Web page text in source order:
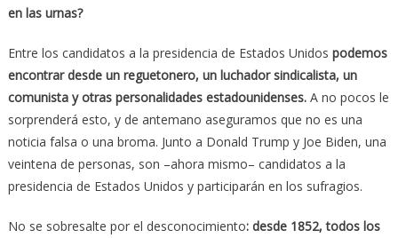
en las urnas?
Entre los candidatos a la presidencia de Estados Unidos podemos
encontrar desde un reguetonero, un luchador sindicalista, un
comunista y otras personalidades estadounidenses.A no pocos le
sorprenderá esto, y de antemano aseguramos que no es una
noticia falsa o una broma. Junto a Donald Trump y Joe Biden, una
veintena de personas, son –ahora mismo– candidatos a la
presidencia de Estados Unidos y participarán en los sufragios.
No se sobresalte por el desconocimiento: desde 1852, todos los